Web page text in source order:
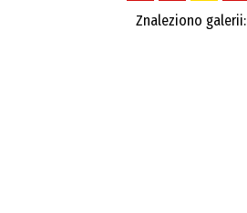
Znaleziono galerii: